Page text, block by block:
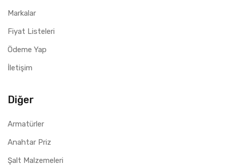
Markalar
Fiyat Listeleri
Ödeme Yap
İletişim
Diğer
Armatürler
Anahtar Priz
Şalt Malzemeleri